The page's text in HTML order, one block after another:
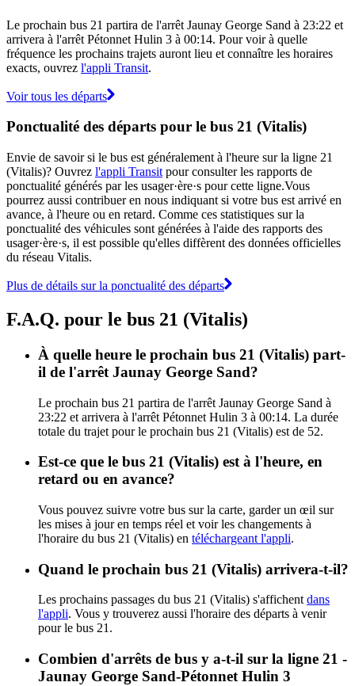
Le prochain bus 21 partira de l'arrêt Jaunay George Sand à 23:22 et
arrivera à l'arrêt Pétonnet Hulin 3 à 00:14. Pour voir à quelle
fréquence les prochains trajets auront lieu et connaître les horaires
exacts, ouvrez l'appli Transit.
Voir tous les départs
Ponctualité des départs pour le bus 21 (Vitalis)
Envie de savoir si le bus est généralement à l'heure sur la ligne 21
(Vitalis)? Ouvrez l'appli Transit pour consulter les rapports de
ponctualité générés par les usager·ère·s pour cette ligne.Vous
pourrez aussi contribuer en nous indiquant si votre bus est arrivé en
avance, à l'heure ou en retard. Comme ces statistiques sur la
ponctualité des véhicules sont générées à l'aide des rapports des
usager·ère·s, il est possible qu'elles diffèrent des données officielles
du réseau Vitalis.
Plus de détails sur la ponctualité des départs
F.A.Q. pour le bus 21 (Vitalis)
À quelle heure le prochain bus 21 (Vitalis) part-
il de l'arrêt Jaunay George Sand?
Le prochain bus 21 partira de l'arrêt Jaunay George Sand à
23:22 et arrivera à l'arrêt Pétonnet Hulin 3 à 00:14. La durée
totale du trajet pour le prochain bus 21 (Vitalis) est de 52.
Est-ce que le bus 21 (Vitalis) est à l'heure, en
retard ou en avance?
Vous pouvez suivre votre bus sur la carte, garder un œil sur
les mises à jour en temps réel et voir les changements à
l'horaire du bus 21 (Vitalis) en téléchargeant l'appli.
Quand le prochain bus 21 (Vitalis) arrivera-t-il?
Les prochains passages du bus 21 (Vitalis) s'affichent dans
l'appli. Vous y trouverez aussi l'horaire des départs à venir
pour le bus 21.
Combien d'arrêts de bus y a-t-il sur la ligne 21 -
Jaunay George Sand-Pétonnet Hulin 3